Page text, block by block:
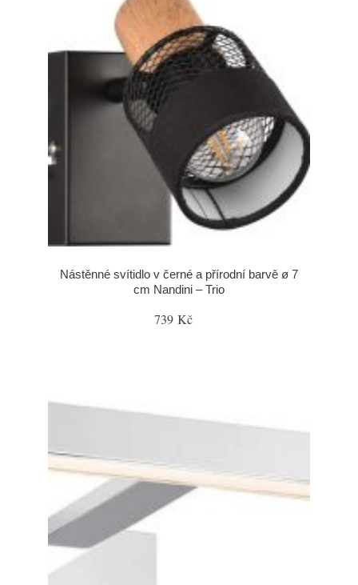
Nástěnné svítidlo v černé a přírodní barvě ø 7
cm Nandini – Trio
739 Kč